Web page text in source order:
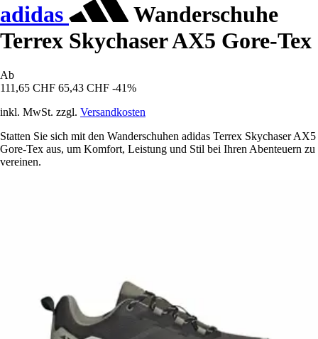
adidas
Wanderschuhe
Terrex Skychaser AX5 Gore-Tex
Ab
111,65 CHF 65,43 CHF -41%
inkl. MwSt. zzgl. Versandkosten
Statten Sie sich mit den Wanderschuhen adidas Terrex Skychaser AX5
Gore-Tex aus, um Komfort, Leistung und Stil bei Ihren Abenteuern zu
vereinen.